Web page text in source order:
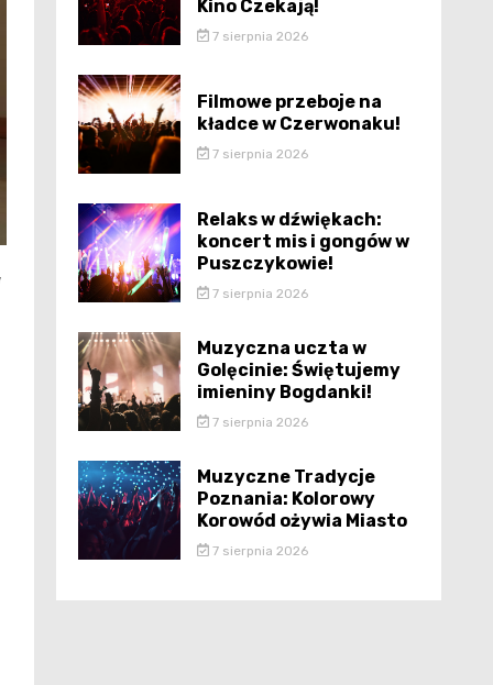
Kino Czekają!
7 sierpnia 2026
Filmowe przeboje na
kładce w Czerwonaku!
7 sierpnia 2026
Relaks w dźwiękach:
koncert mis i gongów w
Puszczykowie!
7 sierpnia 2026
Muzyczna uczta w
Golęcinie: Świętujemy
imieniny Bogdanki!
7 sierpnia 2026
Muzyczne Tradycje
Poznania: Kolorowy
Korowód ożywia Miasto
7 sierpnia 2026